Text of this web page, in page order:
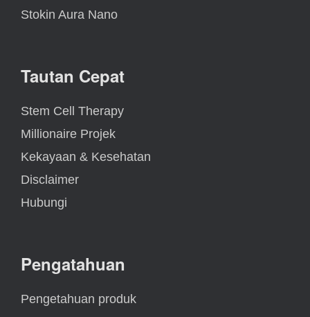
Stokin Aura Nano
Tautan Cepat
Stem Cell Therapy
Millionaire Projek
Kekayaan & Kesehatan
Disclaimer
Hubungi
Pengatahuan
Pengetahuan produk